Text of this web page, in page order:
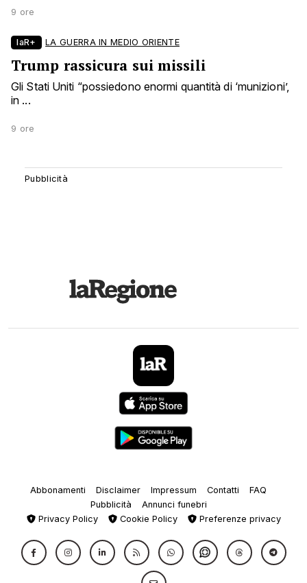
9 ore
laR+ LA GUERRA IN MEDIO ORIENTE
Trump rassicura sui missili
Gli Stati Uniti “possiedono enormi quantità di ‘munizioni’,
in ...
9 ore
Abbonamenti Disclaimer Impressum Contatti
FAQ
Pubblicità
Annunci funebri
Privacy Policy
Cookie Policy Preferenze privacy